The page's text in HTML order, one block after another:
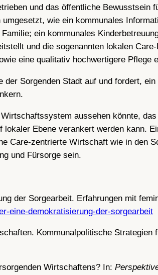
und das öffentliche Bewusstsein
wie ein kommunales
ein kommunales
und die sogenannten lokalen
eine qualitativ hochwertigere Pflege
der Sorgenden Stadt auf und fordert,
aussehen könnte,
Ebene verankert werden kann.
Care-zentrierte Wirtschaft wie in den
und Fürsorge sein.
der Sorgearbeit. Erfahrungen mit
eine-demokratisierung-der-sorgearbeit
Kommunalpolitische Strategien
Wirtschaftens? In: